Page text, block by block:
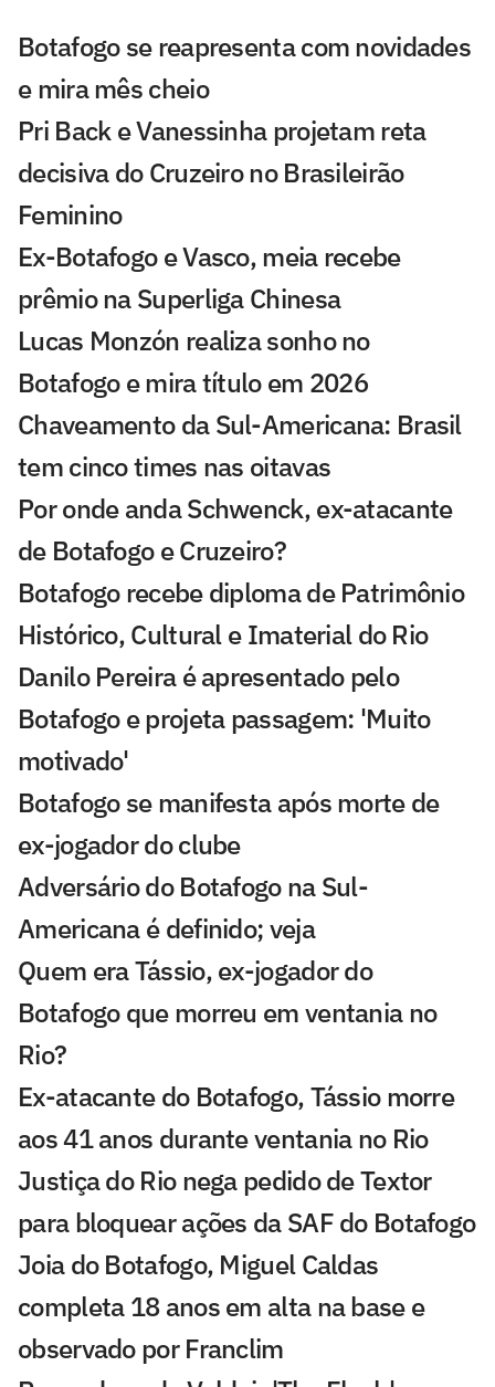
Botafogo se reapresenta com novidades
e mira mês cheio
Pri Back e Vanessinha projetam reta
decisiva do Cruzeiro no Brasileirão
Feminino
Ex-Botafogo e Vasco, meia recebe
prêmio na Superliga Chinesa
Lucas Monzón realiza sonho no
Botafogo e mira título em 2026
Chaveamento da Sul-Americana: Brasil
tem cinco times nas oitavas
Por onde anda Schwenck, ex-atacante
de Botafogo e Cruzeiro?
Botafogo recebe diploma de Patrimônio
Histórico, Cultural e Imaterial do Rio
Danilo Pereira é apresentado pelo
Botafogo e projeta passagem: 'Muito
motivado'
Botafogo se manifesta após morte de
ex-jogador do clube
Adversário do Botafogo na Sul-
Americana é definido; veja
Quem era Tássio, ex-jogador do
Botafogo que morreu em ventania no
Rio?
Ex-atacante do Botafogo, Tássio morre
aos 41 anos durante ventania no Rio
Justiça do Rio nega pedido de Textor
para bloquear ações da SAF do Botafogo
Joia do Botafogo, Miguel Caldas
completa 18 anos em alta na base e
observado por Franclim